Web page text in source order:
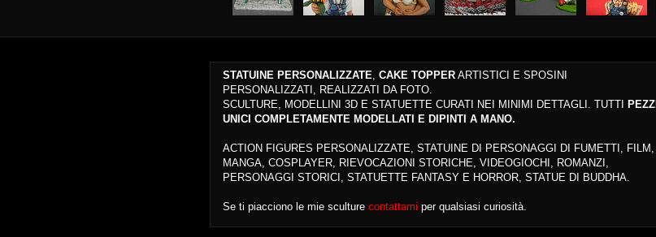
STATUINE PERSONALIZZATE, CAKE TOPPER ARTISTICI
E SPOSINI
PERSONALIZZATI, REALIZZATI DA FOTO.
SCULTURE, MODELLINI 3D E STATUETTE CURATI NEI MINIMI DETTAGLI. TUTTI
PEZZI
UNICI COMPLETAMENTE MODELLATI E DIPINTI A MANO.
ACTION FIGURES PERSONALIZZATE, STATUINE DI PERSONAGGI DI FUMETTI, FILM,
MANGA, COSPLAYER, RIEVOCAZIONI STORICHE, VIDEOGIOCHI, ROMANZI,
PERSONAGGI STORICI, STATUETTE FANTASY E HORROR, STATUE DI BUDDHA.
Se ti piacciono le mie sculture contattami per qualsiasi curiosità.